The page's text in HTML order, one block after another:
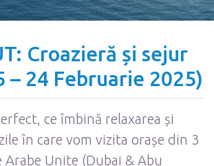
Croazieră și sejur
– 24 Februarie 2025)
ce îmbină relaxarea și
în care vom vizita orașe din 3
Unite (Dubai & Abu